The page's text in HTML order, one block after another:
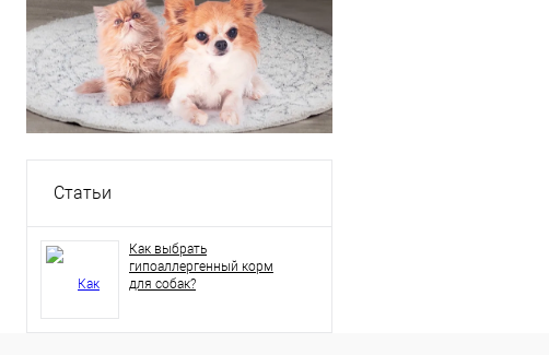
Статьи
Как выбрать
гипоаллергенный корм
для собак?